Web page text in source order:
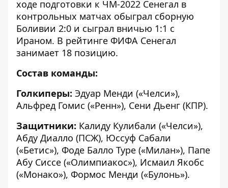
ходе подготовки к ЧМ-2022 Сенегал в
контрольных матчах обыграл сборную
Боливии 2:0 и сыграл вничью 1:1 с
Ираном. В рейтинге ФИФА Сенегал
занимает 18 позицию.
Состав команды:
Голкиперы: Эдуар Менди («Челси»),
Альфред Гомис («Ренн»), Сени Дьенг (КПР).
Защитники: Калиду Кулибали («Челси»),
Абду Диалло (ПСЖ), Юссуф Сабали
(«Бетис»), Фоде Балло Туре («Милан»), Папе
Абу Сиссе («Олимпиакос»), Исмаил Якобс
(«Монако»), Формос Менди («Булонь»).